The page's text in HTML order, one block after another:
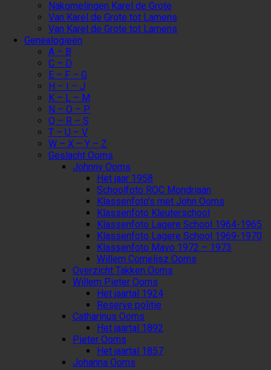
Nakomelingen Karel de Grote
Van Karel de Grote tot Lamens
Van Karel de Grote tot Lamens
Genealogieën
A – B
C – D
E – F – G
H – I – J
K – L – M
N – O – P
Q – R – S
T – U – V
W – X – Y – Z
Geslacht Ooms
Johnny Ooms
Het jaar 1958
Schoolfoto ROC Mondriaan
Klassenfoto’s met John Ooms
Klassenfoto Kleuterschool
Klassenfoto Lagere School 1964-1965
Klassenfoto Lagere School 1969-1970
Klassenfoto Mavo 1972 – 1973
Willem Cornelisz Ooms
Overzicht Takken Ooms
Willem Pieter Ooms
Het jaartal 1924
Reserve politie
Catharinus Ooms
Het jaartal 1892
Pieter Ooms
Het jaartal 1857
Johanna Ooms